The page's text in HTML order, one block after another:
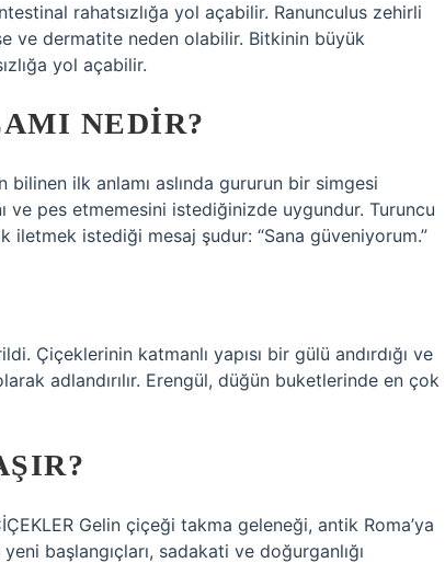
rahatsızlığa yol açabilir. Ranunculus zehirli
ve dermatite neden olabilir. Bitkinin büyük
yol açabilir.
NEDIR?
ilk anlamı aslında gururun bir simgesi
ve pes etmemesini istediğinizde uygundur. Turuncu
istediği mesaj şudur: “Sana güveniyorum.”
Çiçeklerinin katmanlı yapısı bir gülü andırdığı ve
adlandırılır. Erengül, düğün buketlerinde en çok
Gelin çiçeği takma geleneği, antik Roma’ya
başlangıçları, sadakati ve doğurganlığı